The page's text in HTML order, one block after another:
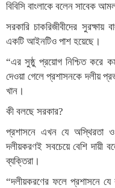
বিবিসি বাংলাকে বলেন সাবেক
সরকারি চাকরিজীবীদের
একটি আইনটিও পাশ হয়েছে।
“এর সুষ্ঠু প্রয়োগ নিশ্চিত করে
দেওয়া গেলে প্রশাসনকে দলীয়
খান।
কী বলছে সরকার?
প্রশাসনে এখন যে অস্থিরতা ও
দলীয়করণই সবচেয়ে বেশি দায়ী
ব্যক্তিরা।
“দলীয়করণের ফলে প্রশাসনে যে